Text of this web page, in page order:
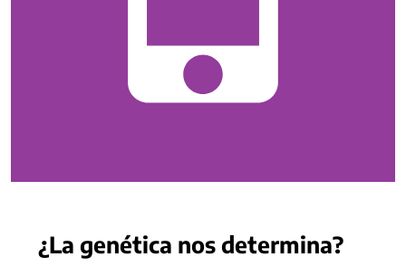
¿La genética nos determina?